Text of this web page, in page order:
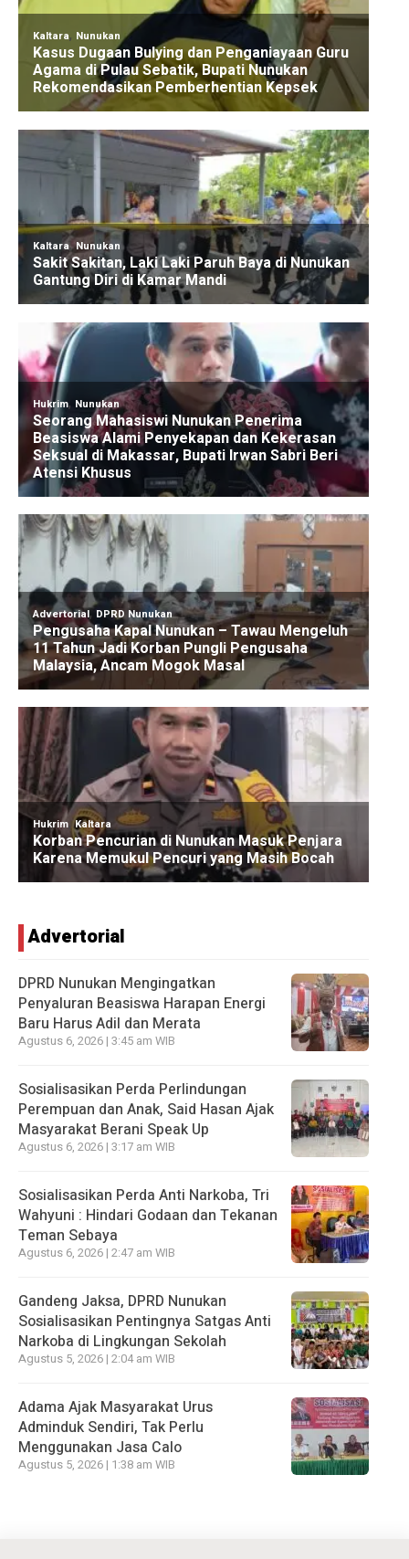
Advertorial
DPRD Nunukan Mengingatkan
Penyaluran Beasiswa Harapan Energi
Baru Harus Adil dan Merata
Agustus 6, 2026 | 3:45 am WIB
Sosialisasikan Perda Perlindungan
Perempuan dan Anak, Said Hasan Ajak
Masyarakat Berani Speak Up
Agustus 6, 2026 | 3:17 am WIB
Sosialisasikan Perda Anti Narkoba, Tri
Wahyuni : Hindari Godaan dan Tekanan
Teman Sebaya
Agustus 6, 2026 | 2:47 am WIB
Gandeng Jaksa, DPRD Nunukan
Sosialisasikan Pentingnya Satgas Anti
Narkoba di Lingkungan Sekolah
Agustus 5, 2026 | 2:04 am WIB
Adama Ajak Masyarakat Urus
Adminduk Sendiri, Tak Perlu
Menggunakan Jasa Calo
Agustus 5, 2026 | 1:38 am WIB